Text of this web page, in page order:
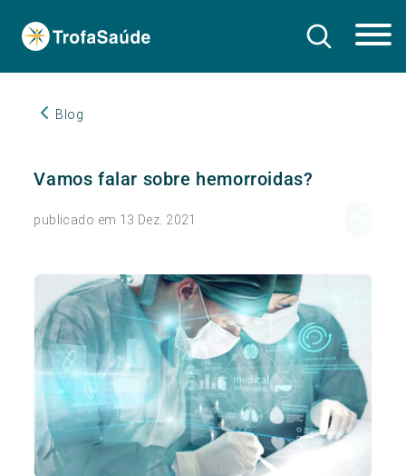
Blog
Vamos falar sobre hemorroidas?
publicado em 13 Dez. 2021